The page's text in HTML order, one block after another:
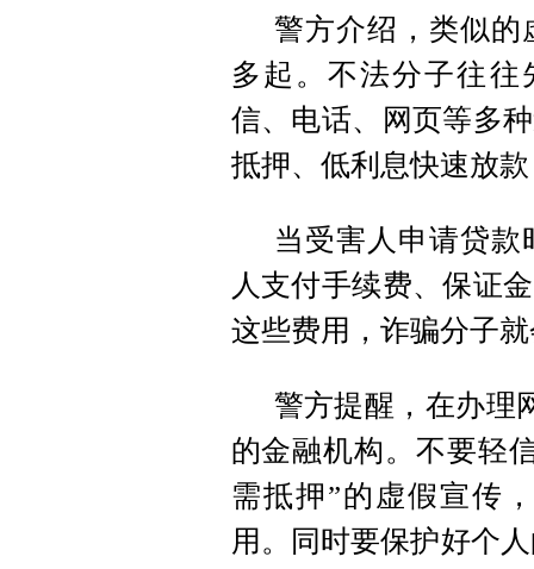
警方介绍，类似的
多起。不法分子往往
信、电话、网页等多
抵押、低利息快速放
当受害人申请贷
人支付手续费、保证
这些费用，诈骗分子
警方提醒，在办理
的金融机构。不要轻
需抵押”的虚假宣传
用。同时要保护好个